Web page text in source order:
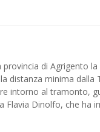
provincia di Agrigento
distanza minima
intorno al tramonto,
Flavia Dinolfo, che